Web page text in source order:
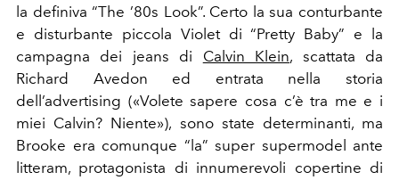
la definiva “The ’80s Look”. Certo la sua conturbante
e disturbante piccola Violet di “Pretty Baby” e la
campagna dei jeans di Calvin Klein, scattata da
Richard Avedon ed entrata nella storia
dell’advertising («Volete sapere cosa c’è tra me e i
miei Calvin? Niente»), sono state determinanti, ma
Brooke era comunque “la” super supermodel ante
litteram, protagonista di innumerevoli copertine di